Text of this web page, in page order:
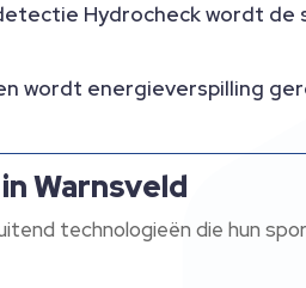
Hydrocheck wordt de
wordt energieverspilling
Warnsveld
technologieën die hun